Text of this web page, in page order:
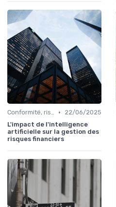
Conformité, risques & réglementation •
22/06/2025
L'impact de l'intelligence
artificielle sur la gestion des
risques financiers